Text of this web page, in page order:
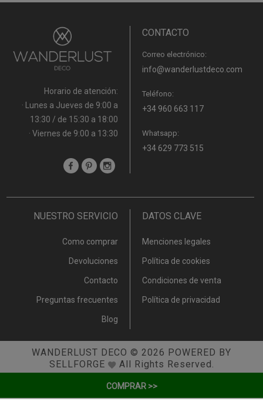
COMPRAR >>
Horario de atención:
· Lunes a Jueves de 9:00 a
13:30 / de 15:30 a 18:00
· Viernes de 9:00 a 13:30
CONTACTO
Correo electrónico:
info@wanderlustdeco.com
Teléfono:
+34 960 663 117
Whatsapp:
+34 629 773 515
NUESTRO SERVICIO
Como comprar
Devoluciones
Contacto
Preguntas frecuentes
Blog
DATOS CLAVE
Menciones legales
Política de cookies
Condiciones de venta
Política de privacidad
WANDERLUST DECO © 2026 POWERED BY
SELLFORGE
All Rights Reserved.